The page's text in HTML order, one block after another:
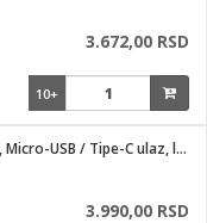
3.672,00 RSD
10+
Power bank 30000mAh, Micro-USB / Tipe-C ulaz, lampa
3.990,00 RSD